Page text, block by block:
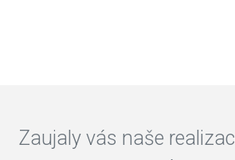
Zaujaly vás naše